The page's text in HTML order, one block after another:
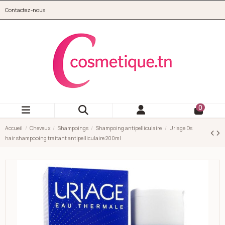
Contactez-nous
0
Accueil Cheveux Shampoings Shampoing antipelliculaire
Uriage Ds
hair shampooing traitant antipelliculaire 200ml